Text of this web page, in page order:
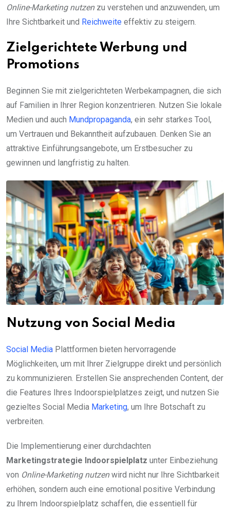
Online-Marketing nutzenzu verstehen und anzuwenden, um
Ihre Sichtbarkeit und Reichweite effektiv zu steigern.
Zielgerichtete Werbung und
Promotions
Beginnen Sie mit zielgerichteten Werbekampagnen, die sich
auf Familien in Ihrer Region konzentrieren. Nutzen Sie lokale
Medien und auch Mundpropaganda, ein sehr starkes Tool,
um Vertrauen und Bekanntheit aufzubauen. Denken Sie an
attraktive Einführungsangebote, um Erstbesucher zu
gewinnen und langfristig zu halten.
Nutzung von Social Media
Social Media Plattformen bieten hervorragende
Möglichkeiten, um mit Ihrer Zielgruppe direkt und persönlich
zu kommunizieren. Erstellen Sie ansprechenden Content, der
die Features Ihres Indoorspielplatzes zeigt, und nutzen Sie
gezieltes Social Media Marketing, um Ihre Botschaft zu
verbreiten.
Die Implementierung einer durchdachten
Marketingstrategie Indoorspielplatz unter Einbeziehung
von Online-Marketing nutzenwird nicht nur Ihre Sichtbarkeit
erhöhen, sondern auch eine emotional positive Verbindung
zu Ihrem Indoorspielplatz schaffen, die essentiell für